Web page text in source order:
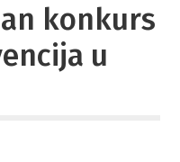
konkurs
u